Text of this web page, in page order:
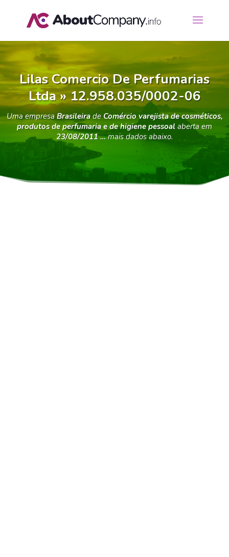
Lilas Comercio De Perfumarias
Ltda » 12.958.035/0002-06
Uma empresa BrasileiradeComércio varejista de cosméticos,
produtos de perfumaria e de higiene pessoal aberta em
23/08/2011 …mais dados abaixo.